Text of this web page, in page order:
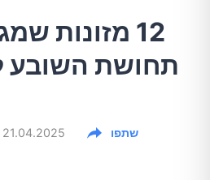
12 מזונות
תחושת השובע
21.04.2025 שתפו